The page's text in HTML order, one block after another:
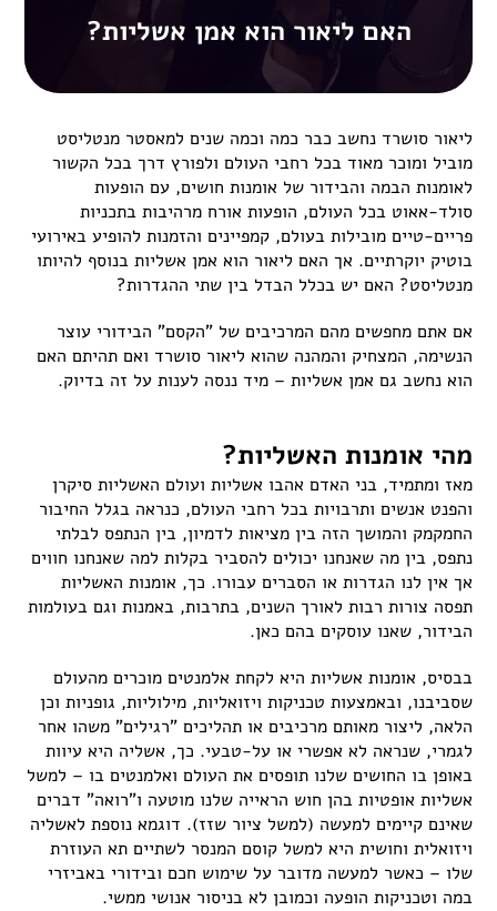
האם ליאור הוא אמן אשליות?
ליאור סושרד נחשב כבר כמה וכמה שנים למאסטר מנטליסט
מוביל ומוכר מאוד בכל רחבי העולם ולפורץ דרך בכל הקשור
לאומנות הבמה והבידור של אומנות חושים, עם הופעות
סולד-אאוט בכל העולם, הופעות אורח מרהיבות בתכניות
פריים-טיים מובילות בעולם, קמפיינים והזמנות להופיע באירועי
בוטיק יוקרתיים. אך האם ליאור הוא אמן אשליות בנוסף להיותו
מנטליסט? האם יש בכלל הבדל בין שתי ההגדרות?
אם אתם מחפשים מהם המרכיבים של "הקסם" הבידורי עוצר
הנשימה, המצחיק והמהנה שהוא ליאור סושרד ואם תהיתם האם
הוא נחשב גם אמן אשליות – מיד ננסה לענות על זה בדיוק.
מהי אומנות האשליות?
מאז ומתמיד, בני האדם אהבו אשליות ועולם האשליות סיקרן
והפנט אנשים ותרבויות בכל רחבי העולם, כנראה בגלל החיבור
החמקמק והמושך הזה בין מציאות לדמיון, בין הנתפס לבלתי
נתפס, בין מה שאנחנו יכולים להסביר בקלות למה שאנחנו חווים
אך אין לנו הגדרות או הסברים עבורו. כך, אומנות האשליות
תפסה צורות רבות לאורך השנים, בתרבות, באמנות וגם בעולמות
הבידור, שאנו עוסקים בהם כאן.
בבסיס, אומנות אשליות היא לקחת אלמנטים מוכרים מהעולם
שסביבנו, ובאמצעות טכניקות ויזואליות, מילוליות, גופניות וכן
הלאה, ליצור מאותם מרכיבים או תהליכים "רגילים" משהו אחר
לגמרי, שנראה לא אפשרי או על-טבעי. כך, אשליה היא עיוות
באופן בו החושים שלנו תופסים את העולם ואלמנטים בו – למשל
אשליות אופטיות בהן חוש הראייה שלנו מוטעה ו"רואה" דברים
שאינם קיימים למעשה (למשל ציור שזז). דוגמא נוספת לאשליה
ויזואלית וחושית היא למשל קוסם המנסר לשתיים תא העוזרת
שלו – כאשר למעשה מדובר על שימוש חכם ובידורי באביזרי
במה וטכניקות הופעה וכמובן לא בניסור אנושי ממשי.